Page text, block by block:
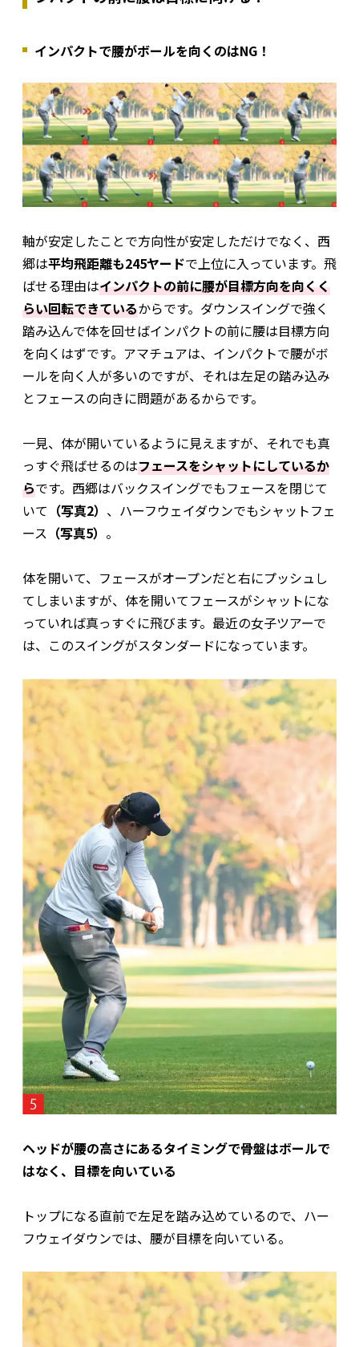
インパクトで腰がボールを向くのはNG！
軸が安定したことで方向性が安定しただけでなく、西
郷は平均飛距離も245ヤードで上位に入っています。飛
ばせる理由はインパクトの前に腰が目標方向を向くく
らい回転できているからです。ダウンスイングで強く
踏み込んで体を回せばインパクトの前に腰は目標方向
を向くはずです。アマチュアは、インパクトで腰がボ
ールを向く人が多いのですが、それは左足の踏み込み
とフェースの向きに問題があるからです。
一見、体が開いているように見えますが、それでも真
っすぐ飛ばせるのはフェースをシャットにしているか
らです。西郷はバックスイングでもフェースを閉じて
いて （写真2） 、ハーフウェイダウンでもシャットフェ
ース （写真5） 。
体を開いて、フェースがオープンだと右にプッシュし
てしまいますが、体を開いてフェースがシャットにな
っていれば真っすぐに飛びます。最近の女子ツアーで
は、このスイングがスタンダードになっています。
ヘッドが腰の高さにあるタイミングで骨盤はボールで
はなく、目標を向いている
トップになる直前で左足を踏み込めているので、ハー
フウェイダウンでは、腰が目標を向いている。